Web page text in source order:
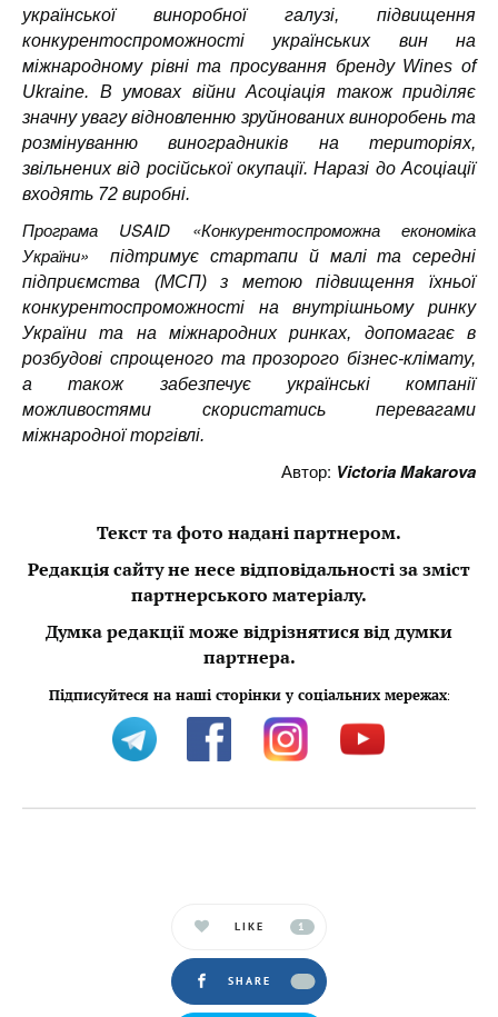
української виноробної галузі, підвищення
конкурентоспроможності українських вин на
міжнародному рівні та просування бренду Wines of
Ukraine. В умовах війни Асоціація також приділяє
значну увагу відновленню зруйнованих виноробень та
розмінуванню виноградників на територіях,
звільнених від російської окупації. Наразі до Асоціації
входять 72 виробні.
Програма USAID «Конкурентоспроможна економіка
України» підтримує стартапи й малі та середні
підприємства (МСП) з метою підвищення їхньої
конкурентоспроможності на внутрішньому ринку
України та на міжнародних ринках, допомагає в
розбудові спрощеного та прозорого бізнес-клімату,
а також забезпечує українські компанії
можливостями скористатись перевагами
міжнародної торгівлі.
Автор: Victoria Makarova
Текст та фото надані партнером.
Редакція сайту не несе відповідальності за зміст
партнерського матеріалу.
Думка редакції може відрізнятися від думки
партнера.
Підписуйтеся на наші сторінки у соціальних мережах:
LIKE 1
SHARE